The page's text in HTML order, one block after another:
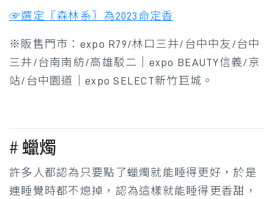
☞選定〖森林系〗為2023命定香
※販售門市：expo R79/林口三井/台中中友/台中
三井/台南南紡/高雄駁二｜expo BEAUTY信義/京
站/台中園道｜expo SELECT新竹巨城。
# 蠟燭
許多人都認為只要點了蠟燭就能睡得更好，於是
連睡覺時都不熄掉，認為這樣就能睡得更香甜，